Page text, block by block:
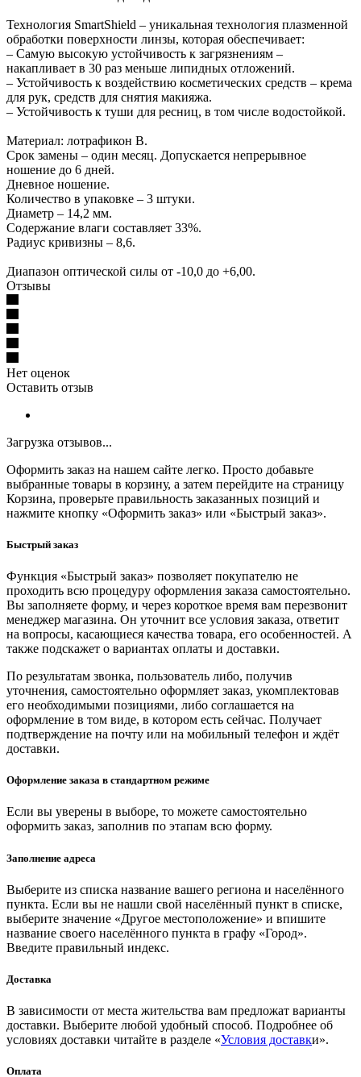
Технология SmartShield – уникальная технология плазменной
обработки поверхности линзы, которая обеспечивает:
– Самую высокую устойчивость к загрязнениям –
накапливает в 30 раз меньше липидных отложений.
– Устойчивость к воздействию косметических средств – крема
для рук, средств для снятия макияжа.
– Устойчивость к туши для ресниц, в том числе водостойкой.
Материал: лотрафикон В.
Срок замены – один месяц. Допускается непрерывное
ношение до 6 дней.
Дневное ношение.
Количество в упаковке – 3 штуки.
Диаметр – 14,2 мм.
Содержание влаги составляет 33%.
Радиус кривизны – 8,6.
Диапазон оптической силы от -10,0 до +6,00.
Отзывы
Нет оценок
Оставить отзыв
Загрузка отзывов...
Оформить заказ на нашем сайте легко. Просто добавьте
выбранные товары в корзину, а затем перейдите на страницу
Корзина, проверьте правильность заказанных позиций и
нажмите кнопку «Оформить заказ» или «Быстрый заказ».
Быстрый заказ
Функция «Быстрый заказ» позволяет покупателю не
проходить всю процедуру оформления заказа самостоятельно.
Вы заполняете форму, и через короткое время вам перезвонит
менеджер магазина. Он уточнит все условия заказа, ответит
на вопросы, касающиеся качества товара, его особенностей. А
также подскажет о вариантах оплаты и доставки.
По результатам звонка, пользователь либо, получив
уточнения, самостоятельно оформляет заказ, укомплектовав
его необходимыми позициями, либо соглашается на
оформление в том виде, в котором есть сейчас. Получает
подтверждение на почту или на мобильный телефон и ждёт
доставки.
Оформление заказа в стандартном режиме
Если вы уверены в выборе, то можете самостоятельно
оформить заказ, заполнив по этапам всю форму.
Заполнение адреса
Выберите из списка название вашего региона и населённого
пункта. Если вы не нашли свой населённый пункт в списке,
выберите значение «Другое местоположение» и впишите
название своего населённого пункта в графу «Город».
Введите правильный индекс.
Доставка
В зависимости от места жительства вам предложат варианты
доставки. Выберите любой удобный способ. Подробнее об
условиях доставки читайте в разделе «Условия доставки».
Оплата